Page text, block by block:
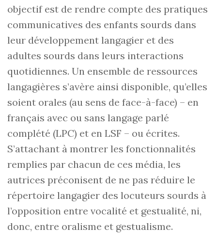
objectif est de rendre compte des pratiques
communicatives des enfants sourds dans
leur développement langagier et des
adultes sourds dans leurs interactions
quotidiennes. Un ensemble de ressources
langagières s’avère ainsi disponible, qu’elles
soient orales (au sens de face-à-face) – en
français avec ou sans langage parlé
complété (LPC) et en LSF – ou écrites.
S’attachant à montrer les fonctionnalités
remplies par chacun de ces média, les
autrices préconisent de ne pas réduire le
répertoire langagier des locuteurs sourds à
l’opposition entre vocalité et gestualité, ni,
donc, entre oralisme et gestualisme.